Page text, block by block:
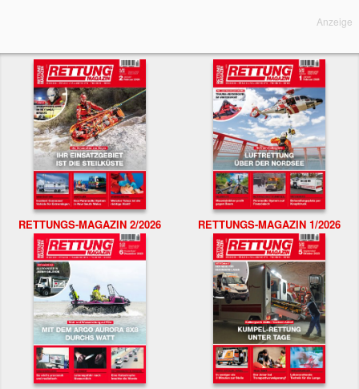
Anzeige
RETTUNGS-MAGAZIN 2/2026 RETTUNGS-MAGAZIN 1/2026